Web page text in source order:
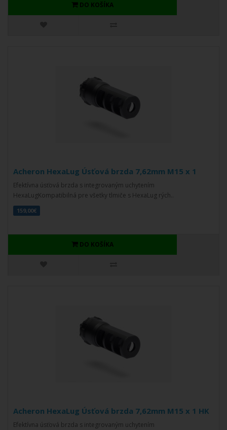
DO KOŠÍKA
Acheron HexaLug Úsťová brzda 7,62mm M15 x 1
Efektívna úsťová brzda s integrovaným uchytením
HexaLugKompatibilná pre všetky tlmiče s HexaLug rých..
159,00€
DO KOŠÍKA
Acheron HexaLug Úsťová brzda 7,62mm M15 x 1 HK
Efektívna úsťová brzda s integrovaným uchytením